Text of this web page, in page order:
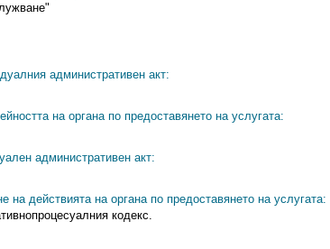
административен акт:
на органа по предоставянето на услугата:
административен акт:
на действията на органа по предоставянето на услугата:
кодекс.